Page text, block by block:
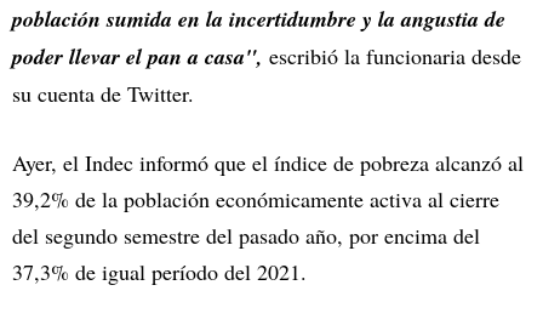
población sumida en la incertidumbre y la angustia de
poder llevar el pan a casa", escribió la funcionaria desde
su cuenta de Twitter.
Ayer, el Indec informó que el índice de pobreza alcanzó al
39,2% de la población económicamente activa al cierre
del segundo semestre del pasado año, por encima del
37,3% de igual período del 2021.